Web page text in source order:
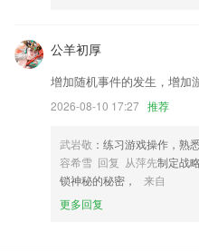
公羊初厚
增加随机事件的发生，增加
2026-08-10 17:27 推荐
武岩敬 ：练习游戏操作，熟
容希雪 回复 从萍先制定战
锁神秘的秘密，
来自
更多回复